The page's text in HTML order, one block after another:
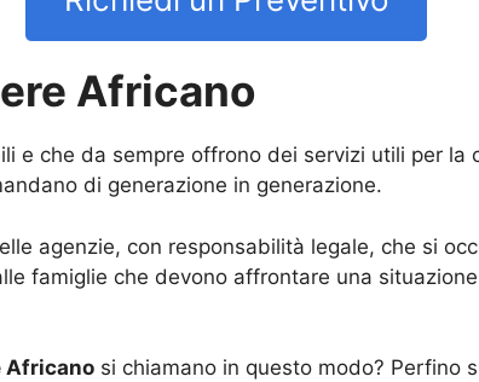
Africano
e che da sempre offrono dei servizi utili per la
di generazione in generazione.
agenzie, con responsabilità legale, che si
famiglie che devono affrontare una
Africano si chiamano in questo modo? Perfino